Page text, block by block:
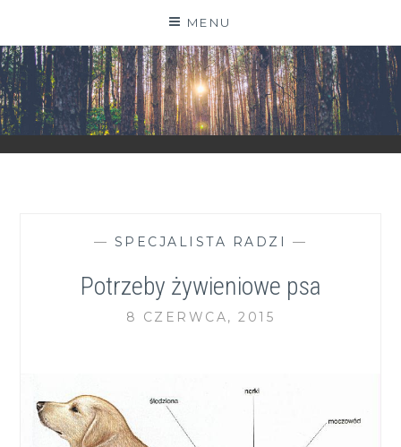
content
MENU
ZGRANESTADO.PL
FOTOGRAFICZNE ZAPISKI DNIA CODZIENNEGO
— SPECJALISTA RADZI —
Potrzeby żywieniowe psa
8 CZERWCA, 2015